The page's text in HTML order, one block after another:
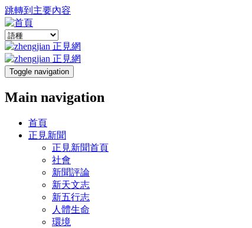
跳轉到主要內容
Toggle navigation
Main navigation
首頁
正見新聞
正見新聞首頁
社會
新聞評論
新天文志
新五行志
人體生命
環境